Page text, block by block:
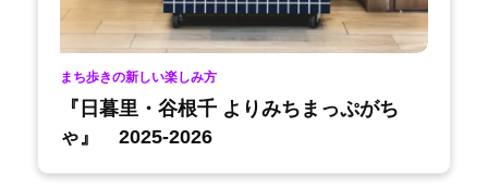
まち歩きの新しい楽しみ方
『日暮里・谷根千 よりみちまっぷがち
ゃ』 2025-2026